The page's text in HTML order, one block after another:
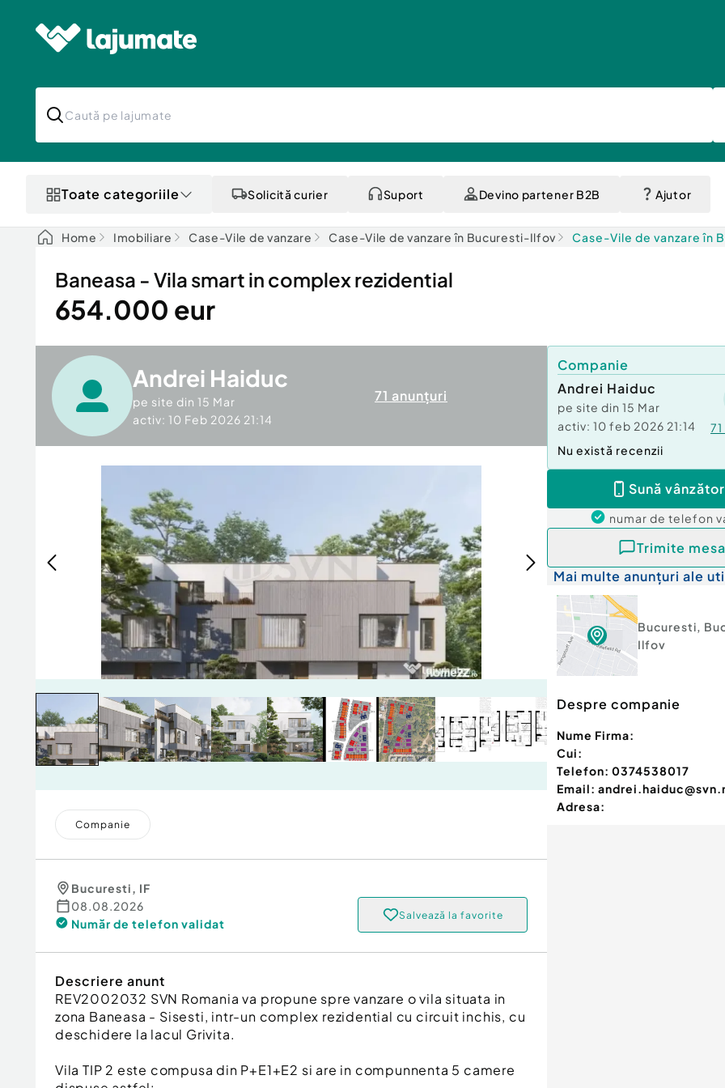
Toate categoriile Solicită curier Suport Devino partener B2B Ajutor
Home Imobiliare Case-Vile de vanzare Case-Vile de vanzare în Bucuresti-Ilfov Case-Vile de vanzare în
Baneasa - Vila smart in complex rezidential
654.000 eur
Andrei Haiduc
pe site din 15 Mar
activ: 10 Feb 2026 21:14
71 anunțuri
Companie
Bucuresti, IF
08.08.2026
Număr de telefon validat
Salvează la favorite
Descriere anunt
REV2002032 SVN Romania va propune spre vanzare o vila situata in
zona Baneasa - Sisesti, intr-un complex rezidential cu circuit inchis, cu
deschidere la lacul Grivita.
Vila TIP 2 este compusa din P+E1+E2 si are in compunnenta 5 camere
Companie
Andrei Haiduc
pe site din 15 Mar
activ: 10 feb 2026 21:14
71
Nu există recenzii
Sună
numar de telefon
Trimite
Mai multe anunțuri ale
Bucuresti,
Ilfov
Despre companie
Nume Firma:
Cui:
Telefon: 0374538017
Email:
Adresa: